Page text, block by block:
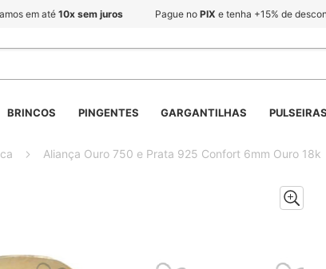
em até10x sem juros Pague no PIX e tenha +15% de
BRINCOS PINGENTES GARGANTILHAS PULSEIRAS
Aliança Ouro 750 e Prata 925 Confort 6mm Ouro 18k